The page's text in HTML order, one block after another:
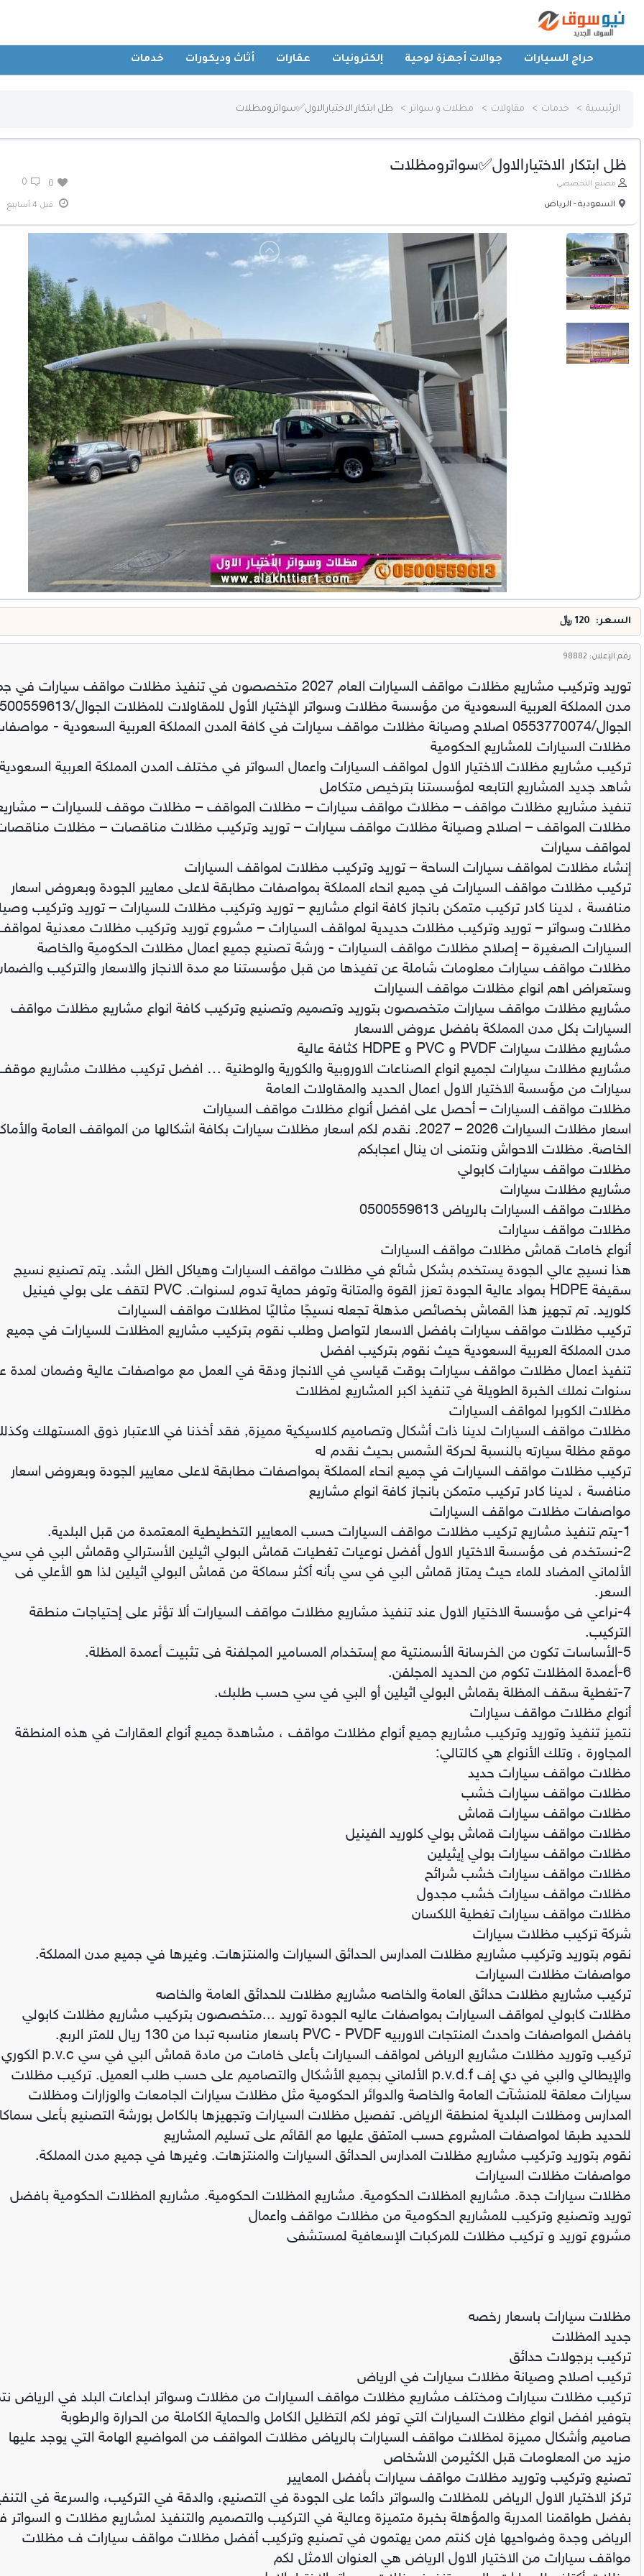
حراج السيارات جوالات أجهزة لوحية إلكترونيات عقارات أثاث وديكورات خدمات
جوالات أجهزة لوحية
إلكترونيات
عقارات
أثاث وديكورات
خدمات
الرئيسية خدمات مقاولات مظلات و سواتر ظل ابتكار الاختيارالاول✅سواترومظلات
ظل ابتكار الاختيارالاول✅سواترومظلات
مصنع التخصصي 0 0
قبل 4 أسابيع
السعر: 120 ﷼
رقم الإعلان: 98882
توريد وتركيب مشاريع مظلات مواقف السيارات العام 2027 متخصصون في تنفيذ مظلات مواقف سيارات
مدن المملكة العربية السعودية من مؤسسة مظلات وسواتر الإختيار الأول للمقاولات للمظلات
الجوال/0553770074 اصلاح وصيانة مظلات مواقف سيارات في كافة المدن المملكة العربية السعودية -
مظلات السيارات للمشاريع الحكومية
تركيب مشاريع مظلات الاختيار الاول لمواقف السيارات واعمال السواتر في مختلف المدن المملكة العربية السعودية
شاهد جديد المشاريع التابعه لمؤسستنا بترخيص متكامل
تنفيذ مشاريع مظلات مواقف – مظلات مواقف سيارات – مظلات المواقف – مظلات موقف للسيارات –
مظلات المواقف – اصلاح وصيانة مظلات مواقف سيارات – توريد وتركيب مظلات مناقصات – مظلات
لمواقف سيارات
إنشاء مظلات لمواقف سيارات الساحة – توريد وتركيب مظلات لمواقف السيارات
تركيب مظلات مواقف السيارات في جميع انحاء المملكة بمواصفات مطابقة لاعلى معايير الجودة وبعروض اسعار
منافسة ، لدينا كادر تركيب متمكن بانجاز كافة انواع مشاريع – توريد وتركيب مظلات للسيارات – توريد وتركيب
مظلات وسواتر – توريد وتركيب مظلات حديدية لمواقف السيارات – مشروع توريد وتركيب مظلات معدنية
السيارات الصغيرة – إصلاح مظلات مواقف السيارات - ورشة تصنيع جميع اعمال مظلات الحكومية والخاصة
مظلات مواقف سيارات معلومات شاملة عن تفيذها من قبل مؤسستنا مع مدة الانجاز والاسعار والتركيب
وستعراض اهم انواع مظلات مواقف السيارات
مشاريع مظلات مواقف سيارات متخصصون بتوريد وتصميم وتصنيع وتركيب كافة انواع مشاريع مظلات مواقف
السيارات بكل مدن المملكة بافضل عروض الاسعار
مشاريع مظلات سيارات PVDF و PVC و HDPE كثافة عالية
مشاريع مظلات سيارات لجميع انواع الصناعات الاوروبية والكورية والوطنية … افضل تركيب مظلات مشاريع
سيارات من مؤسسة الاختيار الاول اعمال الحديد والمقاولات العامة
مظلات مواقف السيارات – أحصل على افضل أنواع مظلات مواقف السيارات
اسعار مظلات السيارات 2026 – 2027. نقدم لكم اسعار مظلات سيارات بكافة اشكالها من المواقف العامة
الخاصة. مظلات الاحواش ونتمنى ان ينال اعجابكم
مظلات مواقف سيارات كابولي
مشاريع مظلات سيارات
مظلات مواقف السيارات بالرياض 0500559613
مظلات مواقف سيارات
أنواع خامات قماش مظلات مواقف السيارات
هذا نسيج عالي الجودة يستخدم بشكل شائع في مظلات مواقف السيارات وهياكل الظل الشد. يتم تصنيع نسيج
سقيفة HDPE بمواد عالية الجودة تعزز القوة والمتانة وتوفر حماية تدوم لسنوات. PVC لتقف على بولي فينيل
كلوريد. تم تجهيز هذا القماش بخصائص مذهلة تجعله نسيجًا مثاليًا لمظلات مواقف السيارات
تركيب مظلات مواقف سيارات بافضل الاسعار لتواصل وطلب نقوم بتركيب مشاريع المظلات للسيارات في جميع
مدن المملكة العربية السعودية حيث نقوم بتركيب افضل
تنفيذ اعمال مظلات مواقف سيارات بوقت قياسي في الانجاز ودقة في العمل مع مواصفات عالية وضمان لمدة
سنوات نملك الخبرة الطويلة في تنفيذ اكبر المشاريع لمظلات
مظلات الكوبرا لمواقف السيارات
مظلات مواقف السيارات لدينا ذات أشكال وتصاميم كلاسيكية مميزة, فقد أخذنا في الاعتبار ذوق المستهلك
موقع مظلة سيارته بالنسبة لحركة الشمس بحيث نقدم له
تركيب مظلات مواقف السيارات في جميع انحاء المملكة بمواصفات مطابقة لاعلى معايير الجودة وبعروض اسعار
منافسة ، لدينا كادر تركيب متمكن بانجاز كافة انواع مشاريع
مواصفات مظلات مواقف السيارات
‏2-نستخدم فى مؤسسة الاختيار الاول أفضل نوعيات تغطيات قماش البولي اثيلين الأسترالي وقماش البي في سي
الألماني ‏المضاد للماء حيث يمتاز قماش البي في سي بأنه أكثر سماكة من قماش البولي اثيلين لذا هو الأعلي فى
السعر.‏
‏4-نراعي فى مؤسسة الاختيار الاول عند تنفيذ مشاريع مظلات مواقف السيارات ألا تؤثر على إحتياجات منطقة
التركيب.‏
أنواع مظلات مواقف سيارات
نتميز تنفيذ وتوريد وتركيب مشاريع جميع أنواع مظلات مواقف ، مشاهدة جميع أنواع العقارات في هذه المنطقة
المجاورة ، وتلك الأنواع هي كالتالي:
مظلات مواقف سيارات حديد
مظلات مواقف سيارات خشب
مظلات مواقف سيارات قماش
مظلات مواقف سيارات قماش بولي كلوريد الفينيل
مظلات مواقف سيارات بولي إيثيلين
مظلات مواقف سيارات خشب شرائح
مظلات مواقف سيارات خشب مجدول
مظلات مواقف سيارات تغطية اللكسان
شركة تركيب مظلات سيارات
نقوم بتوريد وتركيب مشاريع مظلات المدارس الحدائق السيارات والمنتزهات. وغيرها في جميع مدن المملكة.
مواصفات مظلات السيارات
تركيب مشاريع مظلات حدائق العامة والخاصه مشاريع مظلات للحدائق العامة والخاصه
مظلات كابولي لمواقف السيارات بمواصفات عاليه الجودة توريد ...متخصصون بتركيب مشاريع مظلات كابولي
بافضل المواصفات واحدث المنتجات الاوربيه PVC - PVDF باسعار مناسبه تبدا من 130 ريال للمتر الربع.
تركيب وتوريد مظلات مشاريع الرياض لمواقف السيارات بأعلى خامات من مادة قماش البي في سي p.v.c الكوري
والإيطالي والبي في دي إف p.v.d.f الألماني بجميع الأشكال والتصاميم على حسب طلب العميل. تركيب مظلات
سيارات معلقة للمنشآت العامة والخاصة والدوائر الحكومية مثل مظلات سيارات الجامعات والوزارات ومظلات
المدارس ومظلات البلدية لمنطقة الرياض. تفصيل مظلات السيارات وتجهيزها بالكامل بورشة التصنيع بأعلى
للحديد طبقا لمواصفات المشروع حسب المتفق عليها مع القائم على تسليم المشاريع
نقوم بتوريد وتركيب مشاريع مظلات المدارس الحدائق السيارات والمنتزهات. وغيرها في جميع مدن المملكة.
مواصفات مظلات السيارات
مظلات سيارات جدة. مشاريع المظلات الحكومية. مشاريع المظلات الحكومية. مشاريع المظلات الحكومية بافضل
توريد وتصنيع وتركيب للمشاريع الحكومية من مظلات مواقف واعمال
مشروع توريد و تركيب مظلات للمركبات الإسعافية لمستشفى
مظلات سيارات باسعار رخصه
جديد المظلات
تركيب برجولات حدائق
تركيب اصلاح وصيانة مظلات سيارات في الرياض
تركيب مظلات سيارات ومختلف مشاريع مظلات مواقف السيارات من مظلات وسواتر ابداعات البلد في الرياض
بتوفير افضل انواع مظلات السيارات التي توفر لكم التظليل الكامل والحماية الكاملة من الحرارة والرطوبة
صاميم وأشكال مميزة لمظلات مواقف السيارات بالرياض مظلات المواقف من المواضيع الهامة التي يوجد عليها
مزيد من المعلومات قبل الكثيرمن الاشخاص
تصنيع وتركيب وتوريد مظلات مواقف سيارات بأفضل المعايير
تركز الاختيار الاول الرياض للمظلات والسواتر دائما على الجودة في التصنيع، والدقة في التركيب، والسرعة في
بفضل طواقمنا المدربة والمؤهلة بخبرة متميزة وعالية في التركيب والتصميم والتنفيذ لمشاريع مظلات و السواتر
الرياض وجدة وضواحيها فإن كنتم ممن يهتمون في تصنيع وتركيب أفضل مظلات مواقف سيارات ف مظلات
مواقف سيارات من الاختيار الاول الرياض هي العنوان الامثل لكم